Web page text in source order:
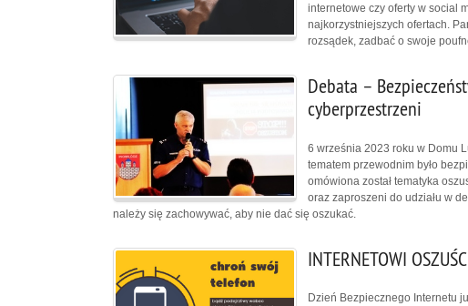
internetowe czy oferty w social
najkorzystniejszych ofertach.
rozsądek, zadbać o swoje
Debata –
cyberprzestrzeni
6 września 2023 roku w Domu
tematem przewodnim było
omówiona został tematyka
oraz zaproszeni do udziału w
należy się zachowywać, aby nie dać się oszukać.
INTERNETOWI
Dzień Bezpiecznego Internetu